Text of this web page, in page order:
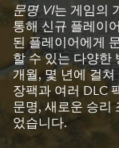
문명 VI는 게임의
통해 신규 플레이
된 플레이어에게
할 수 있는 다양한
개월, 몇 년에 걸
장팩과 여러 DLC
문명, 새로운 승리
었습니다.